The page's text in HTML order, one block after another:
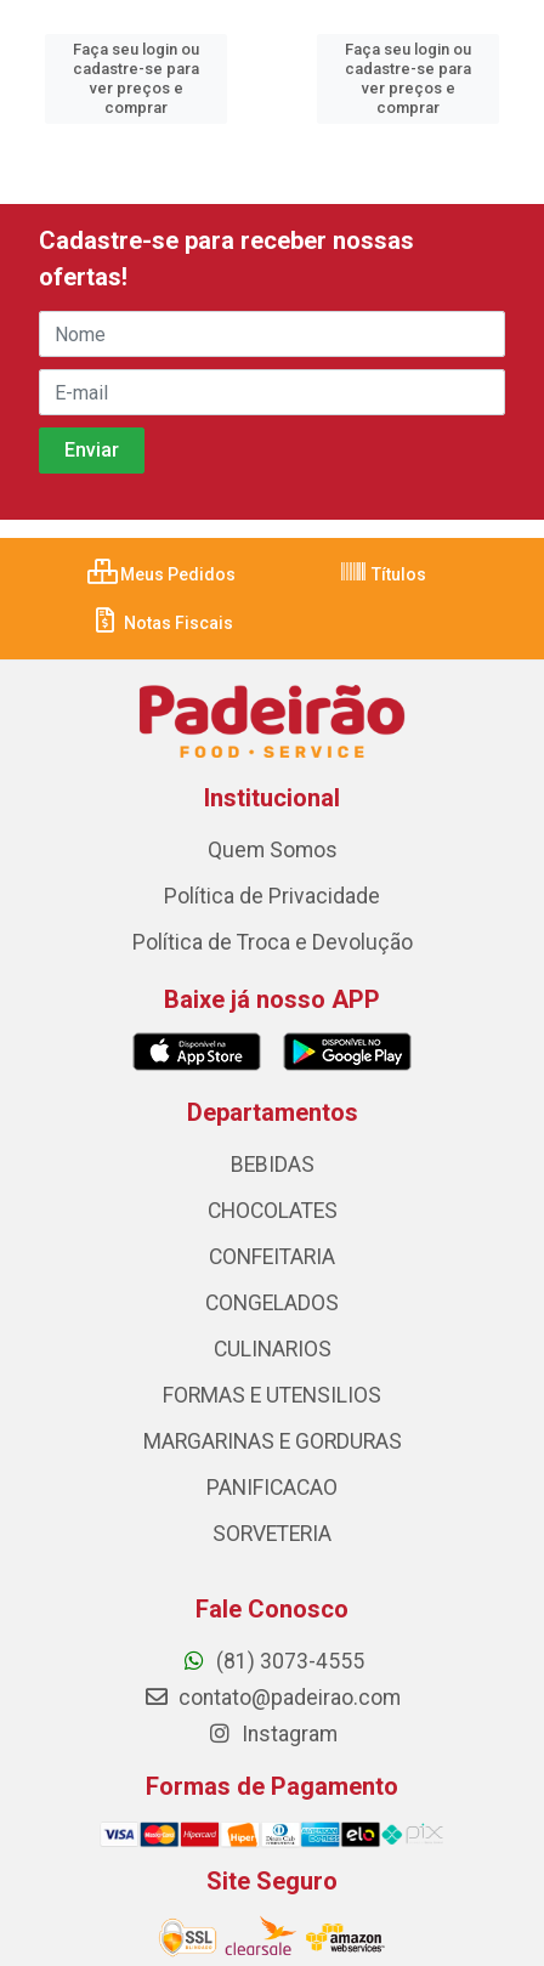
Faça seu login ou
cadastre-se para
ver preços e
comprar
Faça seu login ou
cadastre-se para
ver preços e
comprar
Cadastre-se para receber nossas
ofertas!
Meus Pedidos Títulos
Notas Fiscais
Institucional
Quem Somos
Política de Privacidade
Política de Troca e Devolução
Baixe já nosso APP
Departamentos
BEBIDAS
CHOCOLATES
CONFEITARIA
CONGELADOS
CULINARIOS
FORMAS E UTENSILIOS
MARGARINAS E GORDURAS
PANIFICACAO
SORVETERIA
Fale Conosco
(81) 3073-4555
contato@padeirao.com
Instagram
Formas de Pagamento
Site Seguro